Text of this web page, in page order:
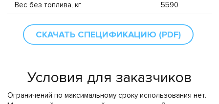
Вес без топлива, кг
5590
СКАЧАТЬ СПЕЦИФИКАЦИЮ (PDF)
Условия для заказчиков
Ограничений по максимальному сроку использования нет.